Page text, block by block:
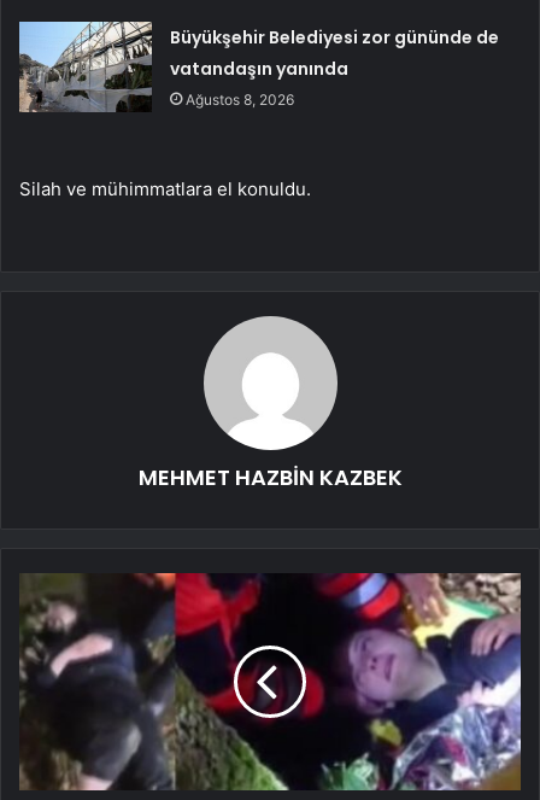
Büyükşehir Belediyesi zor gününde de
vatandaşın yanında
Ağustos 8, 2026
Silah ve mühimmatlara el konuldu.
MEHMET HAZBİN KAZBEK